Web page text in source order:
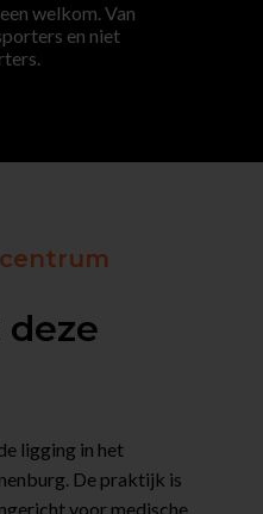
welkom. Van
en niet
ligging in het
De praktijk is
voor medische